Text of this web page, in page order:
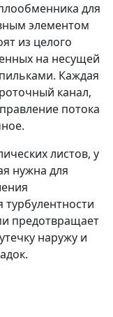
для
элементом
из целого
на несущей
Каждая
канал,
потока
листов, у
нужна для
турбулентности
предотвращает
наружу и